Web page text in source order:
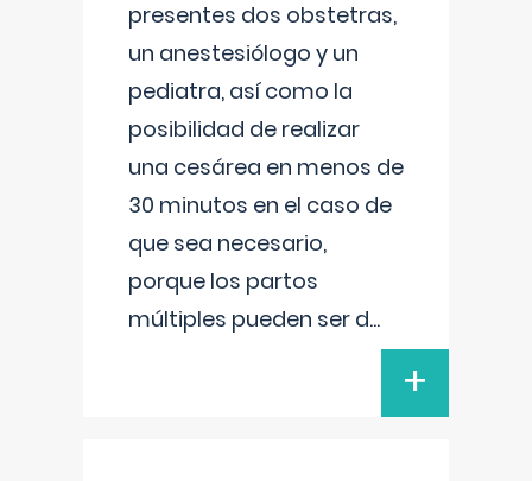
presentes dos obstetras,
un anestesiólogo y un
pediatra, así como la
posibilidad de realizar
una cesárea en menos de
30 minutos en el caso de
que sea necesario,
porque los partos
múltiples pueden ser d...
+